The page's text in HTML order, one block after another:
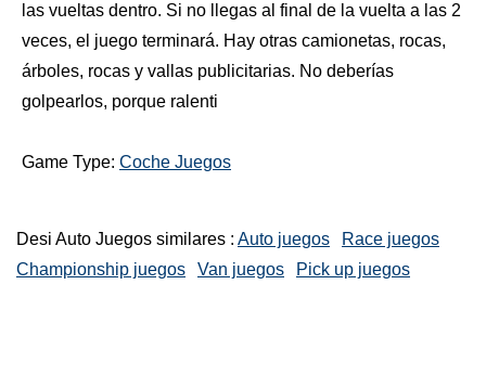
las vueltas dentro. Si no llegas al final de la vuelta a las 2
veces, el juego terminará. Hay otras camionetas, rocas,
árboles, rocas y vallas publicitarias. No deberías
golpearlos, porque ralenti
Game Type: Coche Juegos
Desi Auto Juegos similares : Auto juegos
Race juegos
Championship juegos
Van juegos Pick up juegos